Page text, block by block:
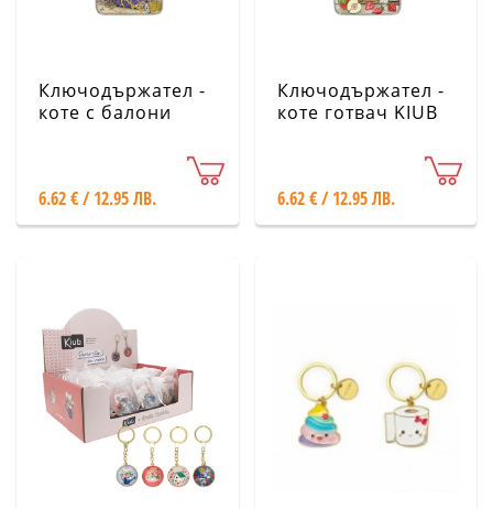
Ключодържател -
коте с балони
6.62 € / 12.95 ЛВ.
Ключодържател -
коте готвач KIUB
6.62 € / 12.95 ЛВ.